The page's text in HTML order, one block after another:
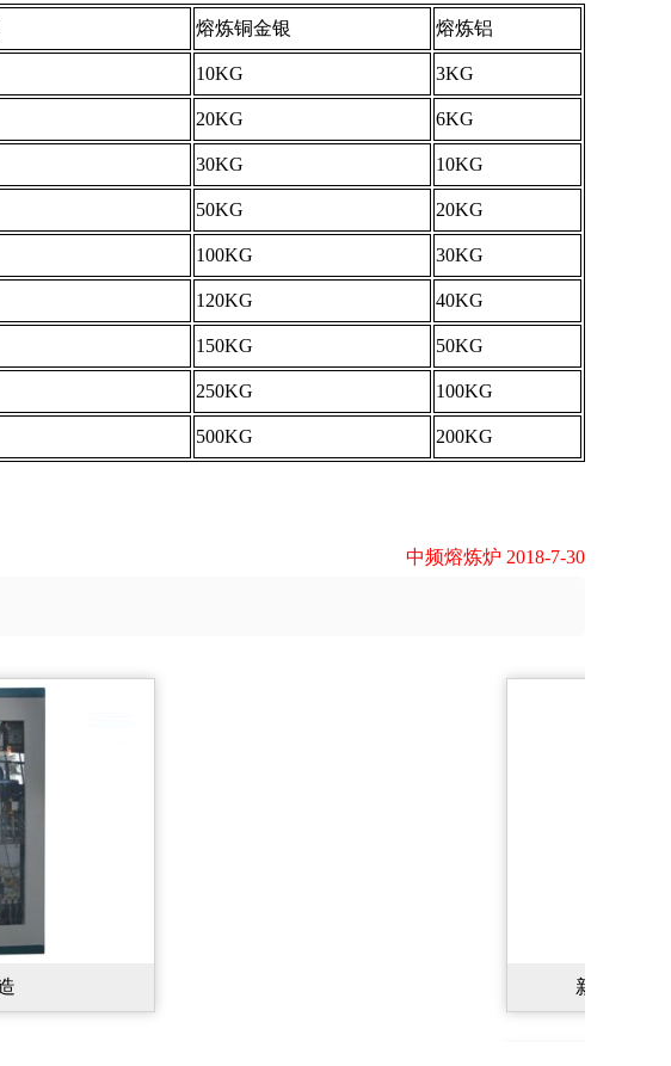
熔炼铜金银 熔炼铝
10KG 3KG
20KG 6KG
30KG 10KG
50KG 20KG
100KG 30KG
120KG 40KG
150KG 50KG
250KG 100KG
500KG 200KG
中频熔炼炉 2018-7-30
新型IGBT并联大功率